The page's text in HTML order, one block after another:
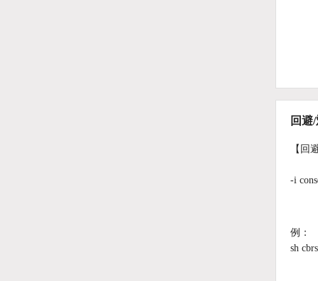
回避
【回
-i
例：
sh